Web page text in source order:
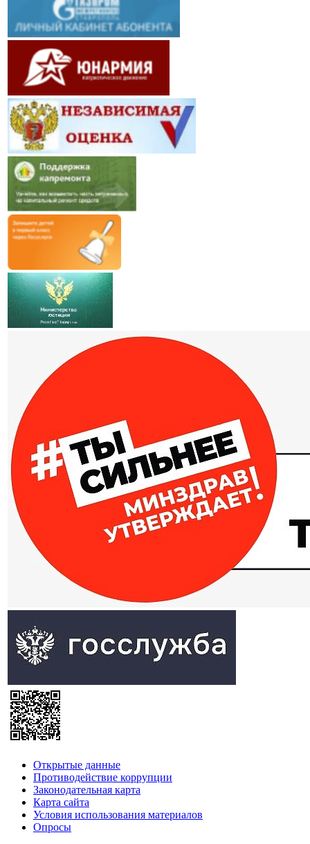
Открытые данные
Противодействие коррупции
Законодательная карта
Карта сайта
Условия использования материалов
Опросы